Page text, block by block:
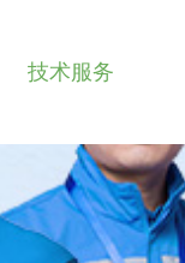
技术服务